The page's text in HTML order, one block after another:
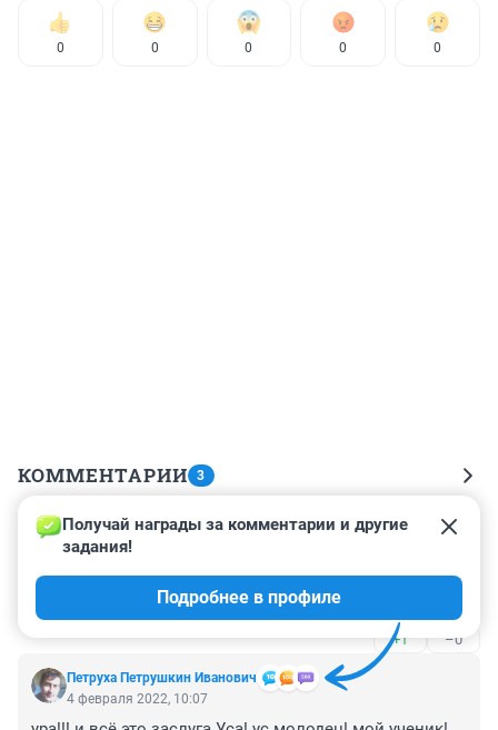
0 0 0 0 0
КОММЕНТАРИИ 3
Гость
4 февраля 2022, 13:17
А убыточная, потому что частники на небольших
автобусах пользуются гораздо большим спросом.
+1 –0
Петруха Петрушкин Иванович
Получай награды за комментарии и другие
задания!
Подробнее в профиле
4 февраля 2022, 10:07